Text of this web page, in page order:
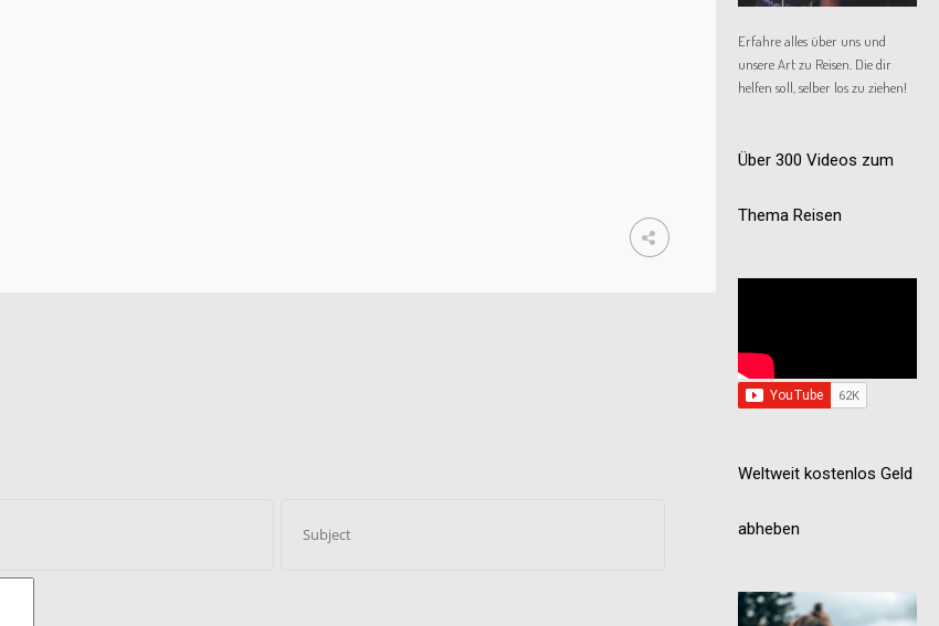
Erfahre alles über uns und
unsere Art zu Reisen. Die dir
helfen soll, selber los zu ziehen!
Über 300 Videos zum
Thema Reisen
Weltweit kostenlos Geld
abheben